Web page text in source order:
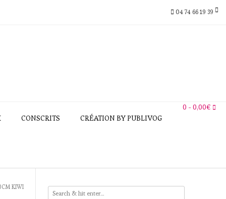
04 74 66 19 39
CONSCRITS CRÉATION BY PUBLIVOG
0 - 0,00€
KIWI